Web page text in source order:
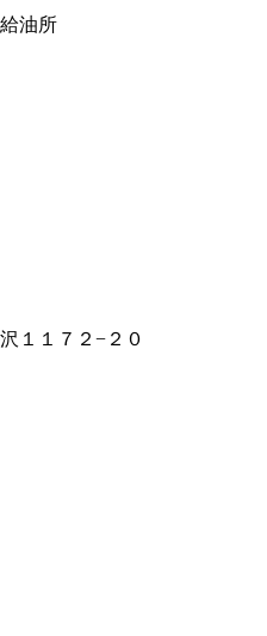
油所
１１７２−２０